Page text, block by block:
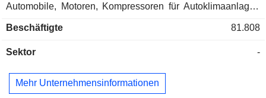
Automobile, Motoren, Kompressoren für Autoklimaanlagen
bietet Gabelstapler, Lagerausrüstungen, automatische
und Absatzfinanzierung an. Das Segment Textilmaschinen
Messung der Garnqualität und zur Sortierung von
Baumwolle an.
Beschäftigte 81.808
Sektor -
Mehr Unternehmensinformationen